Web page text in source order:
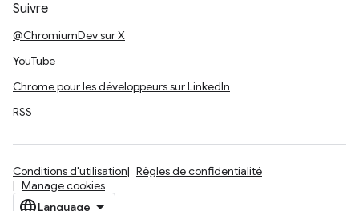
Suivre
@ChromiumDev sur X
YouTube
Chrome pour les développeurs sur LinkedIn
RSS
Conditions d'utilisation
Règles de confidentialité
Manage cookies